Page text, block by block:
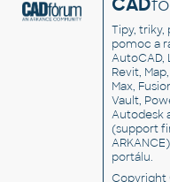
CAD
Tipy, triky,
pomoc a
AutoCAD,
Revit,
Max,
Vault,
Autodesk
(support
portálu.
Copyright